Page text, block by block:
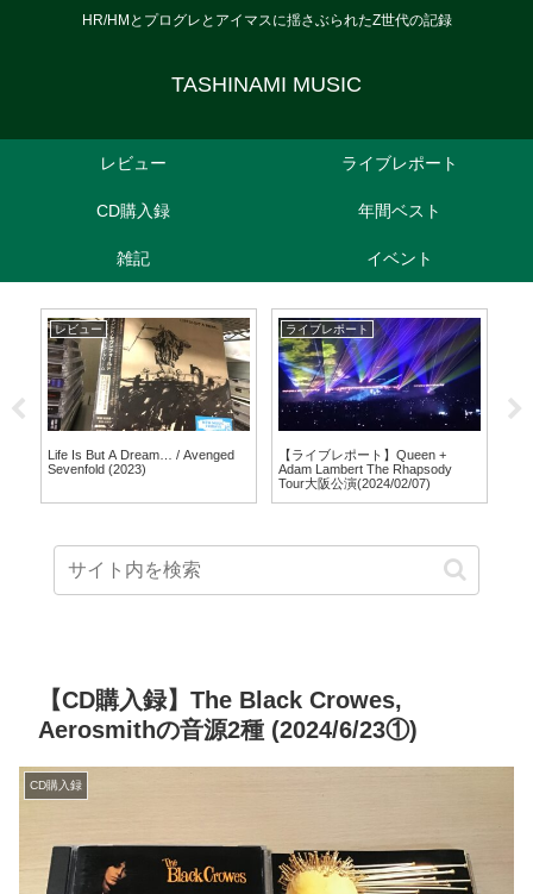
HR/HMとプログレとアイマスに揺さぶられたZ世代の記録
TASHINAMI MUSIC
レビュー ライブレポート
CD購入録 年間ベスト
雑記 イベント
レビュー
Life Is But A Dream… / Avenged
Sevenfold (2023)
ライブレポート
【ライブレポート】Queen +
Adam Lambert The Rhapsody
Tour大阪公演(2024/02/07)
【CD購入録】The Black Crowes,
Aerosmithの音源2種 (2024/6/23①)
CD購入録